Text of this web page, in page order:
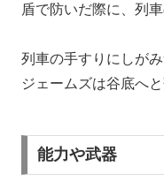
盾で防いだ際に、列
列車の手すりにしが
ジェームズは谷底へと
能力や武器